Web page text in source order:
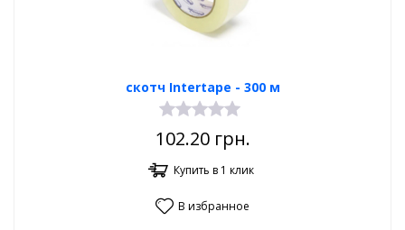
скотч Intertape - 300 м
102.20грн.
Купить в 1 клик
В избранное